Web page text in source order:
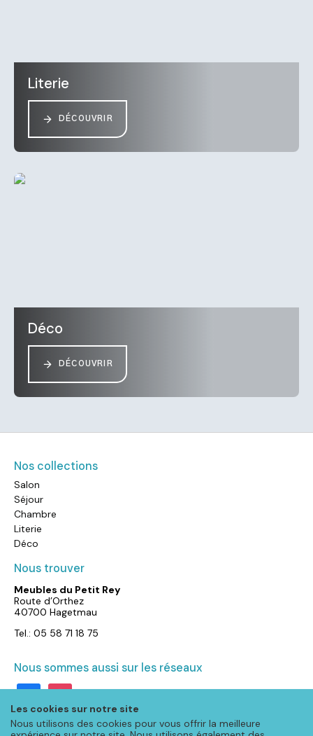
Les cookies sur notre site
Nous utilisons des cookies pour vous offrir la meilleure
Literie
DÉCOUVRIR
Déco
DÉCOUVRIR
Nos collections
Salon
Séjour
Chambre
Literie
Déco
Nous trouver
Meubles du Petit Rey
Route d’Orthez
40700 Hagetmau
Tel.: 05 58 71 18 75
Nous sommes aussi sur les réseaux
facebookinstagram